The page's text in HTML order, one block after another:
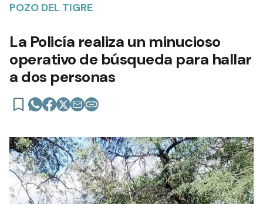
POZO DEL TIGRE
La Policía realiza un minucioso
operativo de búsqueda para hallar
a dos personas